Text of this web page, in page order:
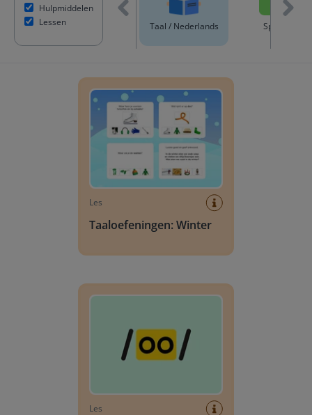
Hulpmiddelen
Lessen
Rekenen & Wiskunde Taal / Nederlands Spelling
Les
Taaloefeningen: Winter
Les